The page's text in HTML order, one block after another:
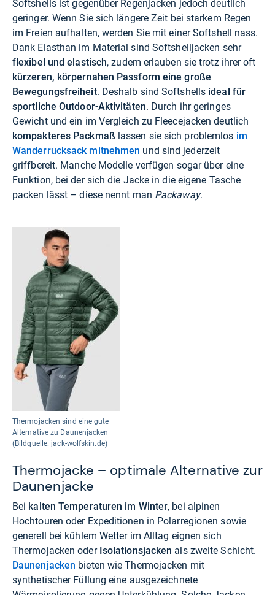
Softshells ist gegenüber Regenjacken jedoch deutlich
geringer. Wenn Sie sich längere Zeit bei starkem Regen
im Freien aufhalten, werden Sie mit einer Softshell nass.
Dank Elasthan im Material sind Softshelljacken sehr
flexibel und elastisch, zudem erlauben sie trotz ihrer oft
kürzeren, körpernahen Passform eine große
Bewegungsfreiheit. Deshalb sind Softshells ideal für
sportliche Outdoor-Aktivitäten. Durch ihr geringes
Gewicht und ein im Vergleich zu Fleecejacken deutlich
kompakteres Packmaßlassen sie sich problemlos im
Wanderrucksack mitnehmen und sind jederzeit
griffbereit. Manche Modelle verfügen sogar über eine
Funktion, bei der sich die Jacke in die eigene Tasche
packen lässt – diese nennt man Packaway.
Thermojacken sind eine gute
Alternative zu Daunenjacken
(Bildquelle: jack-wolfskin.de)
Thermojacke – optimale Alternative zur
Daunenjacke
Bei kalten Temperaturen im Winter, bei alpinen
Hochtouren oder Expeditionen in Polarregionen sowie
generell bei kühlem Wetter im Alltag eignen sich
Thermojacken oder Isolationsjacken als zweite Schicht.
Daunenjacken bieten wie Thermojacken mit
synthetischer Füllung eine ausgezeichnete